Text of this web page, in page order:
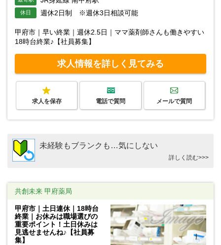
休日 週休2日制 ※週休3日相談可能
甲府市｜早い終業｜週休2.5日｜ママ薬剤師さんも働きやすい
18時台終業♪【社員募集】
求人情報を詳しく見てみる
求人を保存 電話で質問 メールで質問
未経験もブランクも…気にしない
詳しく読む>>>
共創未来 甲府薬局
甲府市｜土日連休｜18時台
終業｜お休みは職場選びの
重要ポイント！土日休みは
見逃せませんね♪【社員募
集】